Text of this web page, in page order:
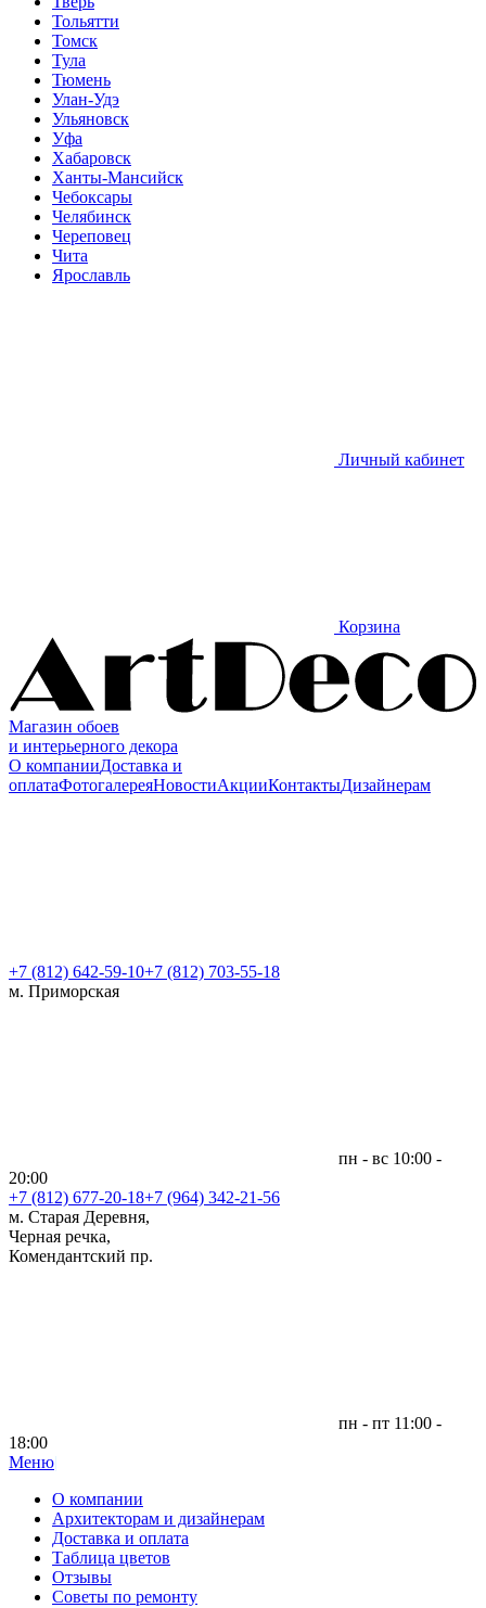
Тольятти
Томск
Тула
Тюмень
Улан-Удэ
Ульяновск
Уфа
Хабаровск
Ханты-Мансийск
Чебоксары
Челябинск
Череповец
Чита
Ярославль
Личный кабинет
Корзина
Магазин обоев
и интерьерного декора
О компанииДоставка и
оплатаФотогалереяНовостиАкцииКонтактыДизайнерам
+7 (812) 642-59-10+7 (812) 703-55-18
м. Приморская
пн - вс 10:00 -
20:00
+7 (812) 677-20-18+7 (964) 342-21-56
м. Старая Деревня,
Черная речка,
Комендантский пр.
пн - пт 11:00 -
18:00
Меню|
О компании
Архитекторам и дизайнерам
Доставка и оплата
Таблица цветов
Отзывы
Советы по ремонту